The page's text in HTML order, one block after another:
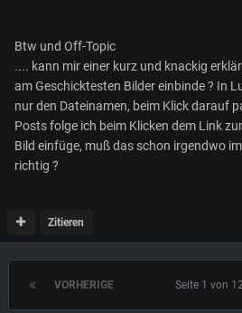
Btw und Off-Topic
.... kann mir einer kurz und knackig
am Geschicktesten Bilder einbinde ? In
nur den Dateinamen, beim Klick darauf
Posts folge ich beim Klicken dem Link
Bild einfüge, muß das schon irgendwo
richtig ?
Zitieren
VORHERIGE Seite 1 von 12